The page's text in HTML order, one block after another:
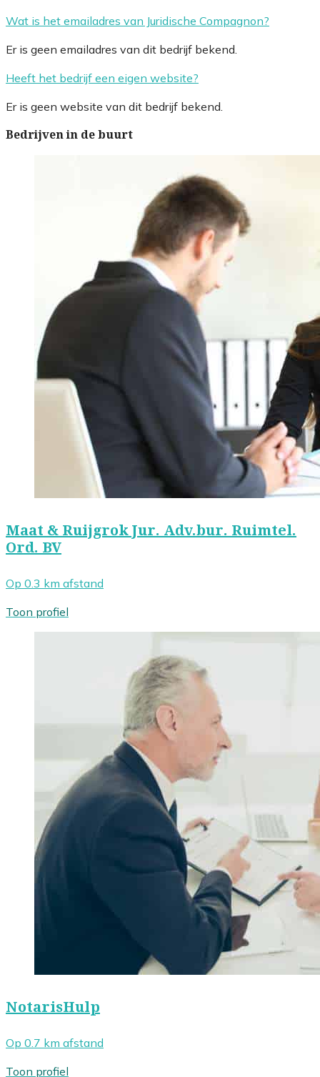
Wat is het emailadres van Juridische Compagnon?
Er is geen emailadres van dit bedrijf bekend.
Heeft het bedrijf een eigen website?
Er is geen website van dit bedrijf bekend.
Bedrijven in de buurt
Maat & Ruijgrok Jur. Adv.bur. Ruimtel.
Ord. BV
Op 0.3 km afstand
Toon profiel
NotarisHulp
Op 0.7 km afstand
Toon profiel